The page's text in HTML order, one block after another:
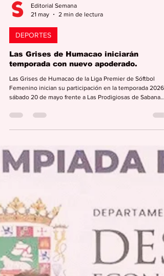
21 may
2 min de lectura
DEPORTES
Las Grises de Humacao iniciarán
temporada con nuevo apoderado.
Femenino inician su participación en la temporada 2026
sábado 20 de mayo frente a Las Prodigiosas de Sabana
Grande, estrenando como nuevo apoderado a Alben
de la Liga Premier de Sóftbol Femenino de Puerto Rico
(LPSF) comenzarán su participación en la temporada
con un nuevo apoderado. Según fue aprobado por la
de Direc